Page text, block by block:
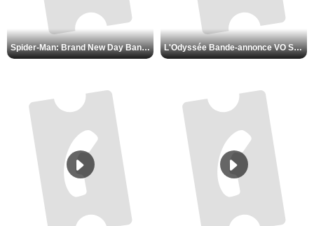
Spider-Man: Brand New Day Bande-annonce VO STFR L'Odyssée Bande-annonce VO STFR